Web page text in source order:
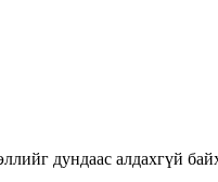
дундаас алдахгүй